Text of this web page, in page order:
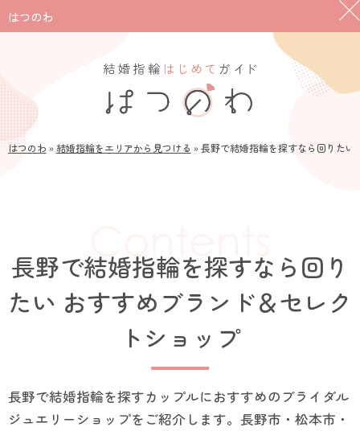
はつのわ
はつのわ »結婚指輪をエリアから見つける »長野で結婚指輪を探すなら回りた
長野で結婚指輪を探すなら回り
たい おすすめブランド＆セレク
トショップ
長野で結婚指輪を探すカップルにおすすめのブライダル
ジュエリーショップをご紹介します。長野市・松本市・